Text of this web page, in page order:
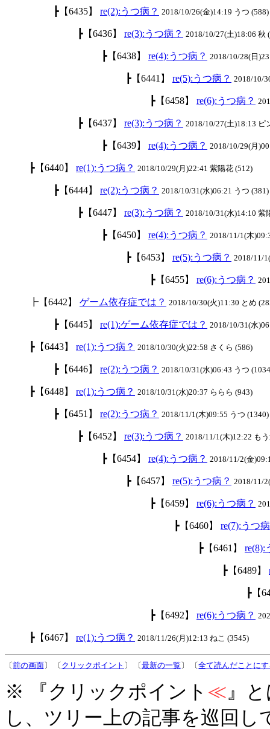
┣【6435】 re(2):うつ病？ 2018/10/26(金)14:19 うつ (588)
┣【6436】 re(3):うつ病？ 2018/10/27(土)18:06 秋
┣【6438】 re(4):うつ病？ 2018/10/28(日
┣【6441】 re(5):うつ病？ 2018/10/
┣【6458】 re(6):うつ病？
┣【6437】 re(3):うつ病？ 2018/10/27(土)18:13 ピ
┣【6439】 re(4):うつ病？ 2018/10/29(月
┣【6440】 re(1):うつ病？ 2018/10/29(月)22:41 紫陽花 (512)
┣【6444】 re(2):うつ病？ 2018/10/31(水)06:21 うつ (381)
┣【6447】 re(3):うつ病？ 2018/10/31(水)14:10 紫
┣【6450】 re(4):うつ病？ 2018/11/1(木
┣【6453】 re(5):うつ病？ 2018/11/
┣【6455】 re(6):うつ病？
┣【6442】 ゲーム依存症では？ 2018/10/30(火)11:30 とめ
┣【6445】 re(1):ゲーム依存症では？ 2018/10/31(水
┣【6443】 re(1):うつ病？ 2018/10/30(火)22:58 さくら (586)
┣【6446】 re(2):うつ病？ 2018/10/31(水)06:43 うつ
┣【6448】 re(1):うつ病？ 2018/10/31(水)20:37 ららら (943)
┣【6451】 re(2):うつ病？ 2018/11/1(木)09:55 うつ (1340)
┣【6452】 re(3):うつ病？ 2018/11/1(木)12:22 も
┣【6454】 re(4):うつ病？ 2018/11/2(金
┣【6457】 re(5):うつ病？ 2018/11/
┣【6459】 re(6):うつ病？
┣【6460】 re(7):うつ
┣【6461】 re(8):
┣【6489】
┣【
┣【6492】 re(6):うつ病？
┣【6467】 re(1):うつ病？ 2018/11/26(月)12:13 ねこ (3545)
〔前の画面〕 〔 クリックポイント 〕 〔最新の一覧 〕 〔全て読んだことに
※ 『クリックポイント ≪』
し、ツリー上の記事を巡回